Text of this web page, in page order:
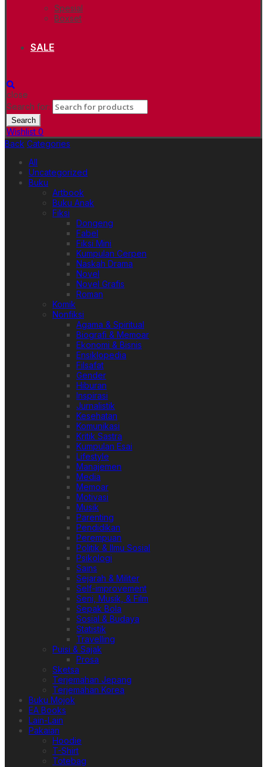
Spesial
Boxset
SALE
close
Search for:
Search
Wishlist 0
Back Categories
All
Uncategorized
Buku
Artbook
Buku Anak
Fiksi
Dongeng
Fabel
Fiksi Mini
Kumpulan Cerpen
Naskah Drama
Novel
Novel Grafis
Roman
Komik
Nonfiksi
Agama & Spiritual
Biografi & Memoar
Ekonomi & Bisnis
Ensiklopedia
Filsafat
Gender
Hiburan
Inspirasi
Jurnalistik
Kesehatan
Komunikasi
Kritik Sastra
Kumpulan Esai
Lifestyle
Manajemen
Media
Memoar
Motivasi
Musik
Parenting
Pendidikan
Perempuan
Politik & Ilmu Sosial
Psikologi
Sains
Sejarah & Militer
Self-improvement
Seni, Musik, & Film
Sepak Bola
Sosial & Budaya
Statistik
Travelling
Puisi & Sajak
Prosa
Sketsa
Terjemahan Jepang
Terjemahan Korea
Buku Mojok
EA Books
Lain-Lain
Pakaian
Hoodie
T-Shirt
Totebag